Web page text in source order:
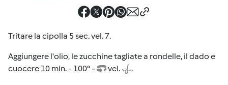
Tritare la cipolla 5 sec. vel. 7.
Aggiungere l'olio, le zucchine tagliate a rondelle, il dado e
cuocere 10 min. - 100° -
vel. .